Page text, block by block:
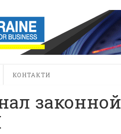
КОНТАКТИ
законной